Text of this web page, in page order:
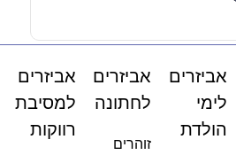
אביזרים
לימי
הולדת
אביזרים
לחתונה
זוהרים
אביזרים
למסיבת
רווקות